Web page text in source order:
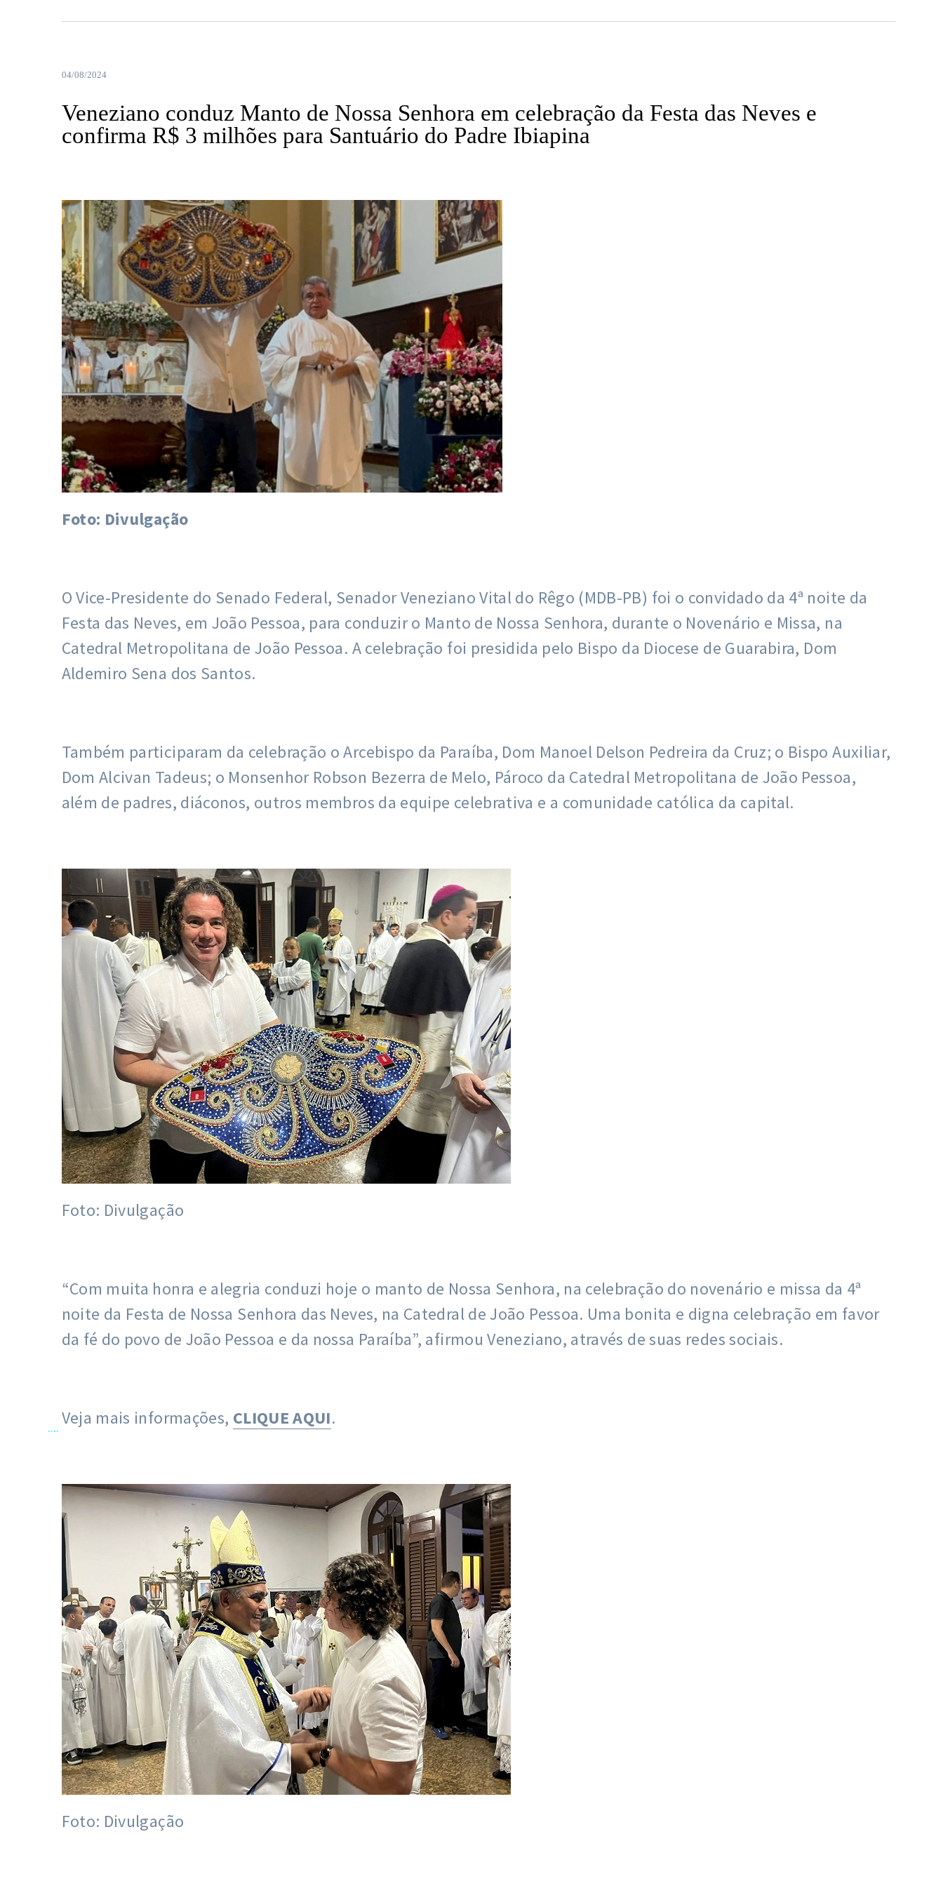
....
04/08/2024
Veneziano conduz Manto de Nossa Senhora em celebração da Festa das Neves e
confirma R$ 3 milhões para Santuário do Padre Ibiapina
Foto: Divulgação
O Vice-Presidente do Senado Federal, Senador Veneziano Vital do Rêgo (MDB-PB) foi o convidado da 4ª noite da
Festa das Neves, em João Pessoa, para conduzir o Manto de Nossa Senhora, durante o Novenário e Missa, na
Catedral Metropolitana de João Pessoa. A celebração foi presidida pelo Bispo da Diocese de Guarabira, Dom
Aldemiro Sena dos Santos.
Também participaram da celebração o Arcebispo da Paraíba, Dom Manoel Delson Pedreira da Cruz; o Bispo Auxiliar,
Dom Alcivan Tadeus; o Monsenhor Robson Bezerra de Melo, Pároco da Catedral Metropolitana de João Pessoa,
além de padres, diáconos, outros membros da equipe celebrativa e a comunidade católica da capital.
Foto: Divulgação
“Com muita honra e alegria conduzi hoje o manto de Nossa Senhora, na celebração do novenário e missa da 4ª
noite da Festa de Nossa Senhora das Neves, na Catedral de João Pessoa. Uma bonita e digna celebração em favor
da fé do povo de João Pessoa e da nossa Paraíba”, afirmou Veneziano, através de suas redes sociais.
Veja mais informações, CLIQUE AQUI.
Foto: Divulgação